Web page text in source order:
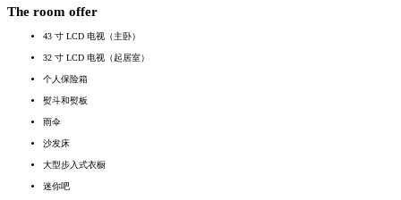
The room offer
43 寸 LCD 电视（主卧）
32 寸 LCD 电视（起居室）
个人保险箱
熨斗和熨板
雨伞
沙发床
大型步入式衣橱
迷你吧